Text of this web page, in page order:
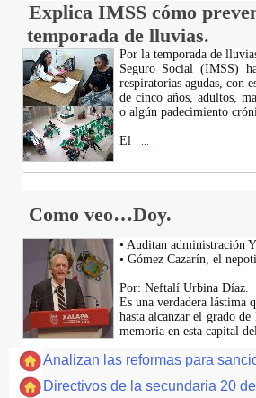
Explica IMSS cómo
temporada de lluvias.
Por la temporada de
Seguro Social (IMSS)
respiratorias agudas, con
de cinco años, adultos,
o algún padecimiento
El
Como veo…Doy.
• Auditan administración
• Gómez Cazarín, el
Por: Neftalí Urbina Díaz.
Es una verdadera lástima
hasta alcanzar el grado
memoria en esta capital
Analizan las reformas para
Directivos de la secundaria 20